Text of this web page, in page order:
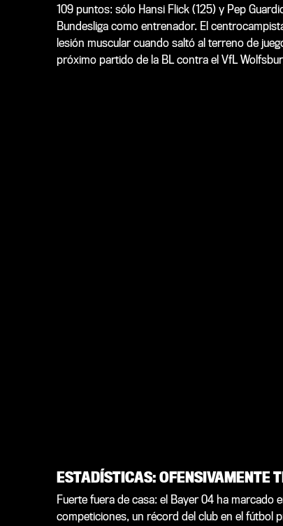
109 puntos: sólo Hansi Flick (125) y Pep
Bundesliga como entrenador. El
lesión muscular cuando saltó al terreno de
próximo partido de la BL contra el VfL
ESTADÍSTICAS: OFENSIVAMENTE
Fuerte fuera de casa: el Bayer 04 ha marcado
competiciones, un récord del club en el fútbol